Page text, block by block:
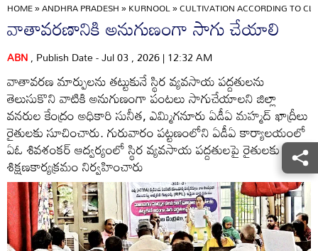
HOME»ANDHRA PRADESH»KURNOOL»CULTIVATION ACCORDING TO
వాతావరణానికి అనుగుణంగా సాగు చేయాలి
ABN, Publish Date - Jul 03 , 2026 | 12:32 AM
వాతావరణ మార్పులను తట్టుకునే స్థిర వ్యవసాయ పద్దతులను
తెలుసుకొని వాటికి అనుగుణంగా పంటలు సాగుచేయాలని జిల్లా
వనరుల కేంద్రం అధికారి సునీత, ఎమ్మిగనూరు ఏడీఏ మహ్మద్‌ ఖాద్రీలు
రైతులకు సూచించారు. గురువారం పట్టణంలోని ఏడీఏ కార్యాలయంలో
ఏఓ శివశంకర్‌ ఆద్వర్యంలో స్థిర వ్యవసాయ పద్దతులపై రైతులకు
శిక్షణకార్యక్రమం నిర్వహించారు